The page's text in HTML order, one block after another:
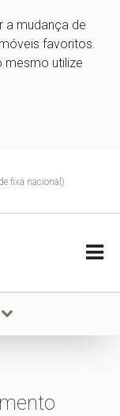
a mudança de
favoritos.
mesmo utilize
fixa nacional)